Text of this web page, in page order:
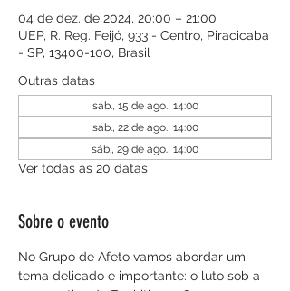
04 de dez. de 2024, 20:00 – 21:00
UEP, R. Reg. Feijó, 933 - Centro, Piracicaba
- SP, 13400-100, Brasil
Outras datas
sáb., 15 de ago., 14:00
sáb., 22 de ago., 14:00
sáb., 29 de ago., 14:00
Ver todas as 20 datas
Sobre o evento
No Grupo de Afeto vamos abordar um
tema delicado e importante: o luto sob a